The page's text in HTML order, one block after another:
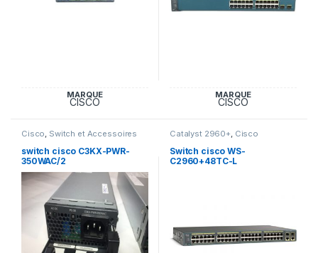
MARQUE
CISCO
MARQUE
CISCO
Cisco Switch et Accessoires
Cisco
switch cisco C3KX-PWR-
350WAC/2
Catalyst 2960+ Cisco
Switch cisco WS-
C2960+48TC-L